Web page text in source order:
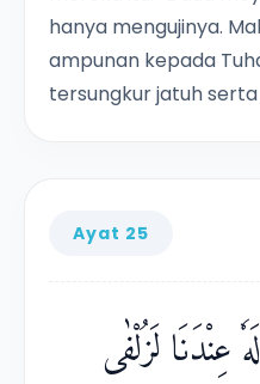
hanya mengujinya.
ampunan kepada
tersungkur jatuh
Ayat 25
عِنْدَنَا لَزُلْفٰى